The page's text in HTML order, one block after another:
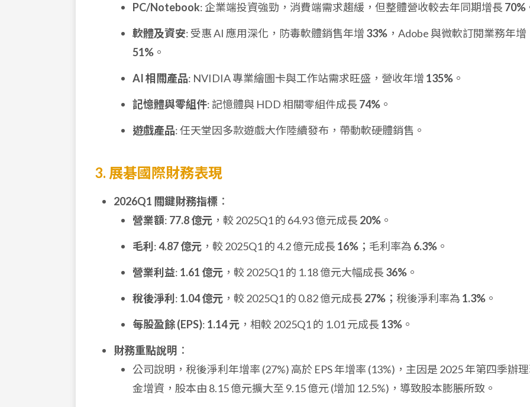
PC/Notebook: 企業端投資強勁，消費端需求趨緩，但整體營收較去年同期增長 70%
軟體及資安: 受惠 AI 應用深化，防毒軟體銷售年增 33% ，Adobe 與微軟訂閱業務年增
51% 。
AI 相關產品: NVIDIA 專業繪圖卡與工作站需求旺盛，營收年增 135% 。
記憶體與零組件: 記憶體與 HDD 相關零組件成長 74% 。
遊戲產品: 任天堂因多款遊戲大作陸續發布，帶動軟硬體銷售。
3. 展碁國際財務表現
2026Q1 關鍵財務指標 ：
營業額: 77.8 億元 ，較 2025Q1 的 64.93 億元成長 20% 。
毛利 :4.87 億元 ，較 2025Q1 的 4.2 億元成長 16% ；毛利率為 6.3% 。
營業利益: 1.61 億元 ，較 2025Q1 的 1.18 億元大幅成長 36% 。
稅後淨利 : 1.04 億元 ，較 2025Q1 的 0.82 億元成長 27% ；稅後淨利率為 1.3% 。
每股盈餘 (EPS): 1.14 元 ，相較 2025Q1 的 1.01 元成長 13% 。
財務重點說明 ：
公司說明，稅後淨利年增率 (27%) 高於 EPS 年增率 (13%)，主因是 2025 年第四季辦
金增資，股本由 8.15 億元擴大至 9.15 億元 (增加 12.5%)，導致股本膨脹所致。